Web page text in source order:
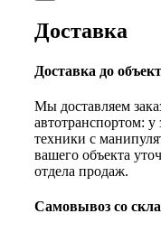
Доставка
Доставка до
Мы доставляем
автотранспортом: у
техники с
вашего объекта
отдела продаж.
Самовывоз со